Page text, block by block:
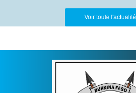
Voir toute l'actualité